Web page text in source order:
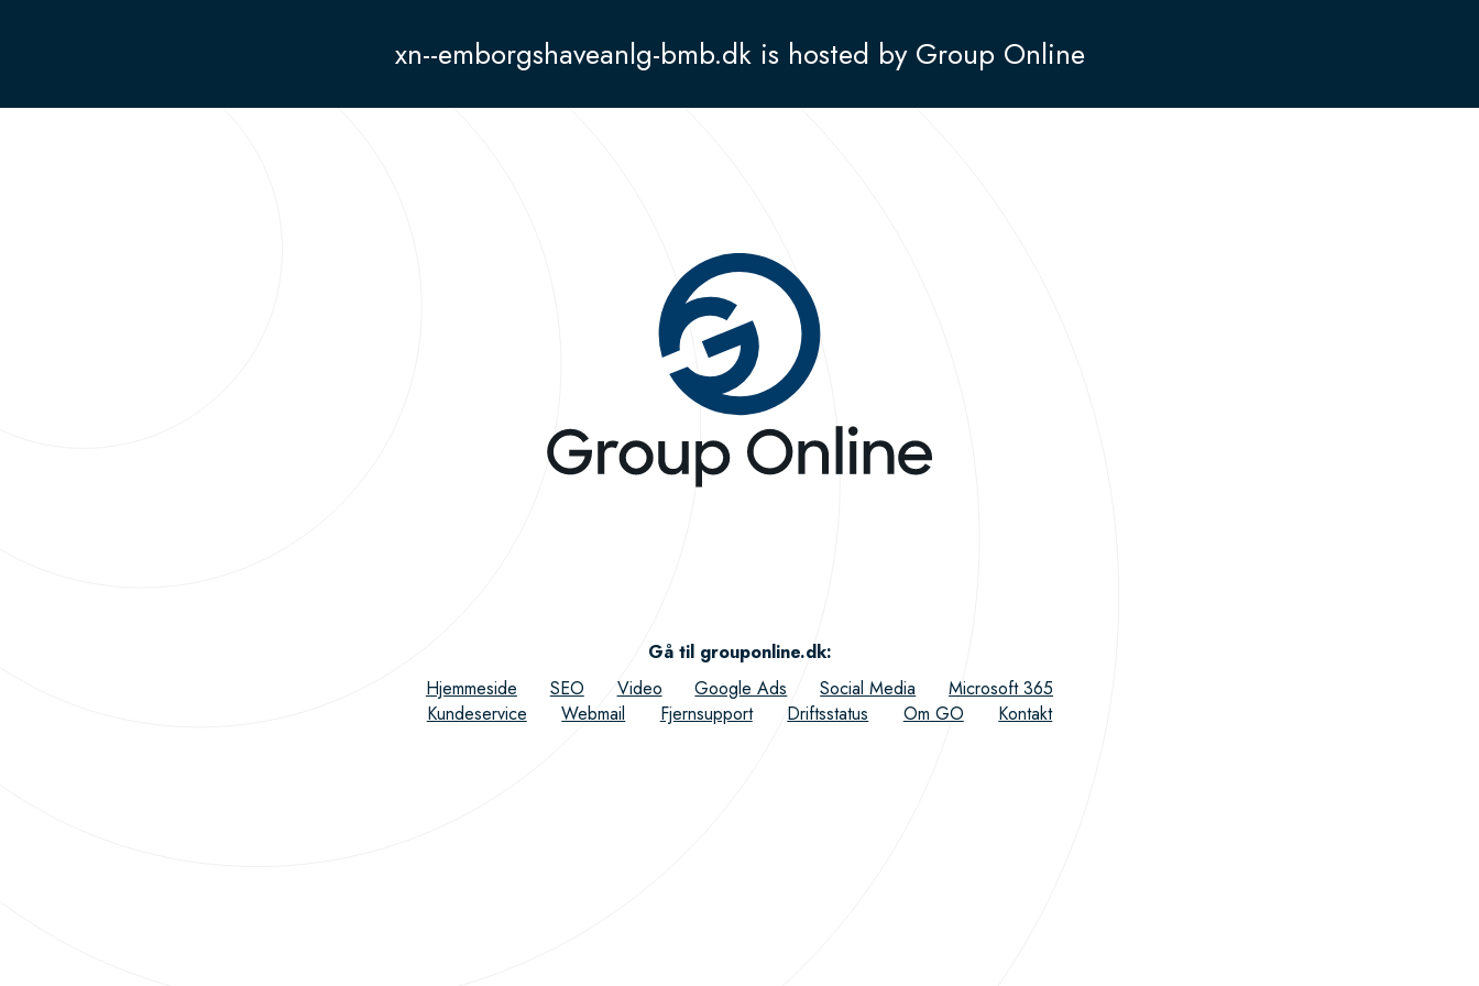
xn--emborgshaveanlg-bmb.dk is hosted by Group Online
Gå til grouponline.dk:
Hjemmeside
SEO Video Google Ads Social Media
Microsoft 365
Kundeservice
Webmail Fjernsupport Driftsstatus Om GO Kontakt